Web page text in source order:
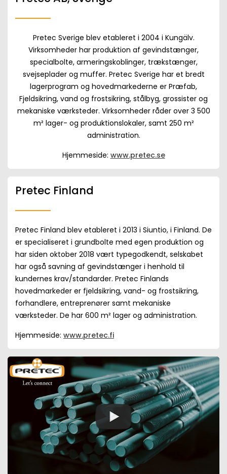
Pretec Sverige blev etableret i 2004 i Kungälv.
Virksomheder har produktion af gevindstænger,
specialbolte, armeringskoblinger, trækstænger,
svejseplader og muffer. Pretec Sverige har et bredt
lagerprogram og hovedmarkederne er Præfab,
Fjeldsikring, vand og frostsikring, stålbyg, grossister og
mekaniske værksteder. Virksomheder råder over 3 500
m² lager- og produktionslokaler, samt 250 m²
administration.
Hjemmeside: www.pretec.se
Pretec Finland
Pretec Finland blev etableret i 2013 i Siuntio, i Finland. De
er specialiseret i grundbolte med egen produktion og
har siden oktober 2018 vært typegodkendt, selskabet
har også savning af gevindstænger i henhold til
kundernes krav/standarder. Pretec Finlands
hovedmarkeder er fjeldsikring, vand- og frostsikring,
forhandlere, entreprenører samt mekaniske
værksteder. De har 600 m² lager og administration.
Hjemmeside: www.pretec.fi